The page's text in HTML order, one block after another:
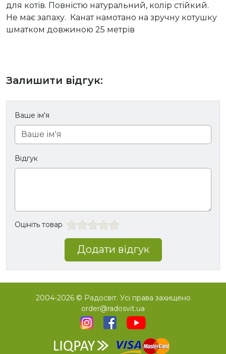
для котів. Повністю натуральний, колір стійкий.
Не має запаху. Канат намотано на зручну котушку
шматком довжиною 25 метрів
Залишити відгук:
Ваше ім'я
Відгук
Оцініть товар
Додати відгук
2004-2026 © Радосвіт. Усі права захищено
order@radosvit.ua